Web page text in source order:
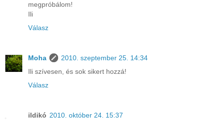
megpróbálom!
Ili
Válasz
Moha
2010. szeptember 25. 14:34
Ili szívesen, és sok sikert hozzá!
Válasz
ildikó 2010. október 24. 15:37